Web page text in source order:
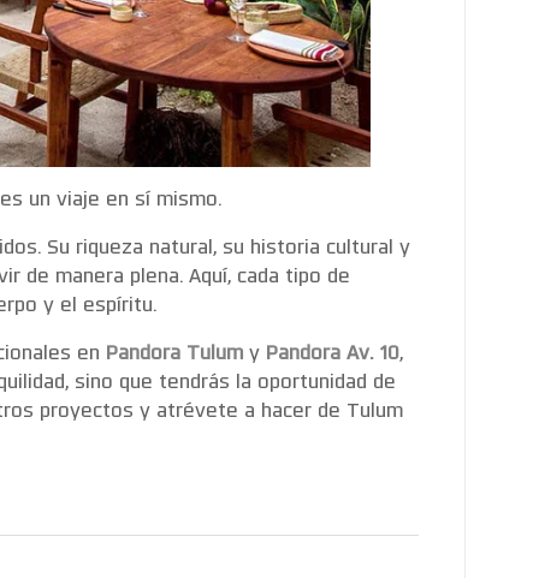
un viaje en sí mismo.
Su riqueza natural, su historia cultural y
de manera plena. Aquí, cada tipo de
y el espíritu.
en Pandora Tulum y Pandora Av. 10,
sino que tendrás la oportunidad de
proyectos y atrévete a hacer de Tulum